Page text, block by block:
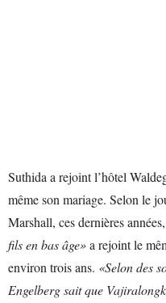
Suthida a rejoint l’hôtel
même son mariage. Selon le
Marshall, ces dernières
fils en bas âge»a rejoint le
environ trois ans. «Selon des
Engelberg sait que